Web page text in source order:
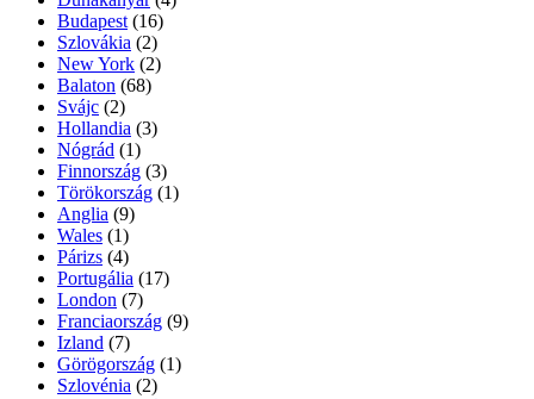
Budapest (16)
Szlovákia (2)
New York (2)
Balaton (68)
Svájc (2)
Hollandia (3)
Nógrád (1)
Finnország (3)
Törökország (1)
Anglia (9)
Wales (1)
Párizs (4)
Portugália (17)
London (7)
Franciaország (9)
Izland (7)
Görögország (1)
Szlovénia (2)